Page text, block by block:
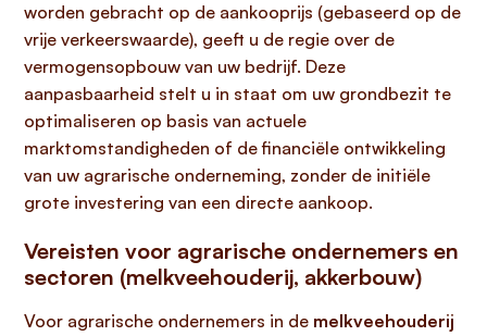
worden gebracht op de aankooprijs (gebaseerd op de
vrije verkeerswaarde), geeft u de regie over de
vermogensopbouw van uw bedrijf. Deze
aanpasbaarheid stelt u in staat om uw grondbezit te
optimaliseren op basis van actuele
marktomstandigheden of de financiële ontwikkeling
van uw agrarische onderneming, zonder de initiële
grote investering van een directe aankoop.
Vereisten voor agrarische ondernemers en
sectoren (melkveehouderij, akkerbouw)
Voor agrarische ondernemers in de melkveehouderij